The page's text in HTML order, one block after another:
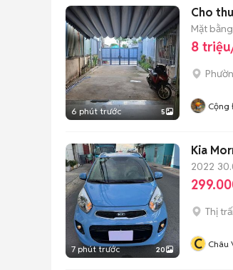
6 phút trước 5
Cho
Mặt
8
Cộng
7 phút trước 20
Kia
2022
Thị
C Châu